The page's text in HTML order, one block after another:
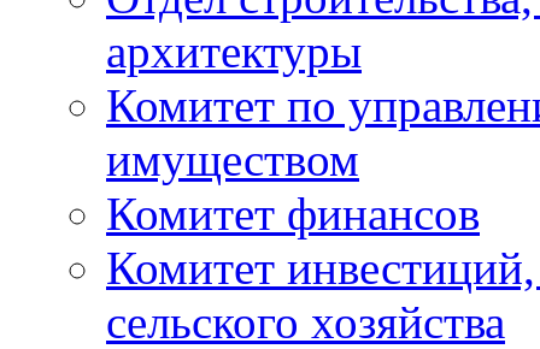
архитектуры
Комитет по
имуществом
Комитет финансов
Комитет
сельского хозяйства